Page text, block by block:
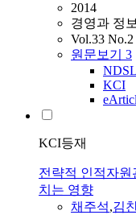
2014
경영과 정
Vol.33 No.2
원문보기 3
NDSL
KCI
KCI등재
전략적 인적자원
치는 영향
채주석,김